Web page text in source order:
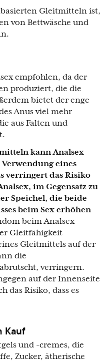
Gleitmitteln ist,
von Bettwäsche und
empfohlen, da der
produziert, die die
bietet der enge
Anus viel mehr
aus Falten und
kann Analsex
eines
verringert das Risiko
im Gegensatz zu
Speichel, die beide
beim Sex erhöhen
beim Analsex
Gleitfähigkeit
Gleitmittels auf der
die
verringern.
auf der Innenseite
das Risiko, dass es
Kauf
und -cremes, die
Zucker, ätherische